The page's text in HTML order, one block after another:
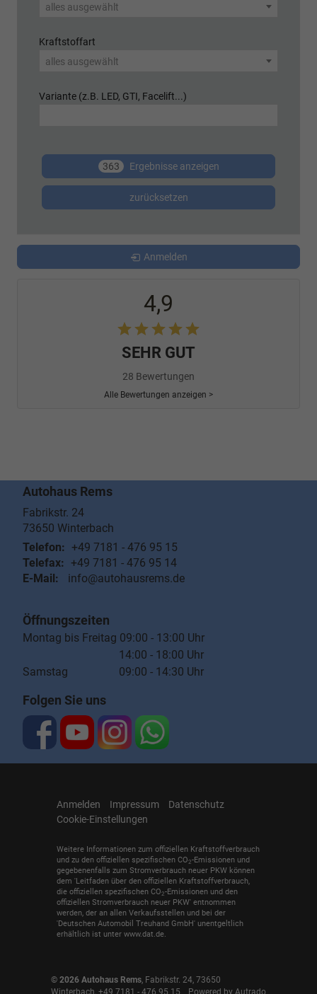
alles ausgewählt
Kraftstoffart
alles ausgewählt
Variante (z.B. LED, GTI, Facelift...)
363 Ergebnisse anzeigen
zurücksetzen
Anmelden
4,9
SEHR GUT
28 Bewertungen
Alle Bewertungen anzeigen >
Autohaus Rems
Fabrikstr. 24
73650 Winterbach
Telefon: +49 7181 - 476 95 15
Telefax: +49 7181 - 476 95 14
E-Mail:
info@autohausrems.de
Öffnungszeiten
Montag bis Freitag 09:00 - 13:00 Uhr
14:00 - 18:00 Uhr
Samstag 09:00 - 14:30 Uhr
Folgen Sie uns
Anmelden Impressum
Datenschutz
Cookie-Einstellungen
Weitere Informationen zum offiziellen Kraftstoffverbrauch
und zu den offiziellen spezifischen CO2-Emissionen und
gegebenenfalls zum Stromverbrauch neuer PKW können
dem 'Leitfaden über den offiziellen Kraftstoffverbrauch,
die offiziellen spezifischen CO2-Emissionen und den
offiziellen Stromverbrauch neuer PKW' entnommen
werden, der an allen Verkaufsstellen und bei der
'Deutschen Automobil Treuhand GmbH' unentgeltlich
erhältlich ist unter www.dat.de.
© 2026 Autohaus Rems, Fabrikstr. 24, 73650
Winterbach, +49 7181 - 476 95 15 Powered by Autrado